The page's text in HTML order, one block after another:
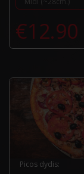
€12.90
Picos dydis: